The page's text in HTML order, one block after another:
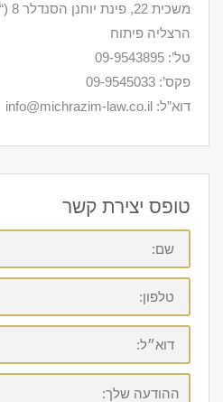
הרצליה פיתוח
טל’: 09-9543895
פקס’: 09-9545033
דוא”ל: info@michrazim-law.co.il
טופס יצירת קשר
שם:
טלפון:
דוא״ל:
ההודעה
שלך: